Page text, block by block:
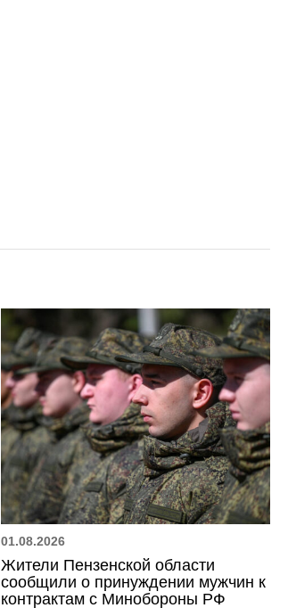
01.08.2026
Жители Пензенской области
сообщили о принуждении мужчин к
контрактам с Минобороны РФ